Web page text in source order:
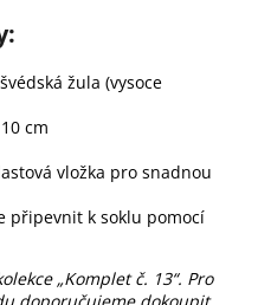
žula (vysoce
cm
vložka pro snadnou
připevnit k soklu pomocí
„Komplet č. 13“. Pro